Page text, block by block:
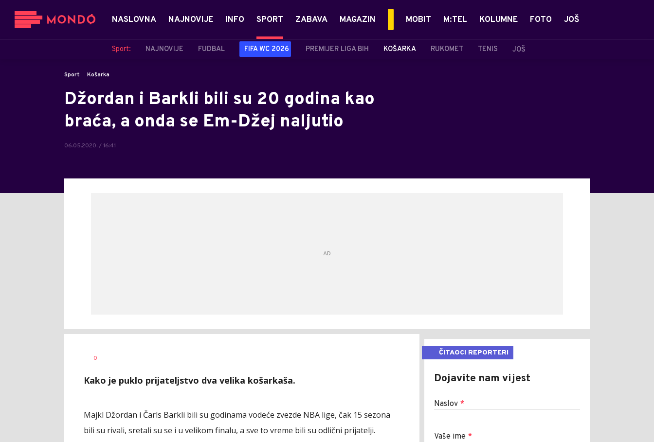
NASLOVNA NAJNOVIJE INFO SPORT
Sport: NAJNOVIJE FUDBAL FIFA WC 2026 PREMIJER LIGA BIH KOŠARKA RUKOMET TENIS JOŠ
ZABAVA MAGAZIN MOBIT M:TEL KOLUMNE FOTO JOŠ
Sport Košarka
Džordan i Barkli bili su 20 godina kao
braća, a onda se Em-Džej naljutio
06.05.2020. / 16:41
AUTOR
0
Kako je puklo prijateljstvo dva velika košarkaša.
Majkl Džordan i Čarls Barkli bili su godinama vodeće zvezde NBA lige, čak 15 sezona
bili su rivali, sretali su se i u velikom finalu, a sve to vreme bili su odlični prijatelji.
ČITAOCI REPORTERI
Dojavite nam vijest
Naslov *
Vaše ime *